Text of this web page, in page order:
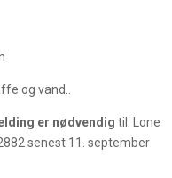
og vand..
er nødvendig til: Lone
senest 11. september